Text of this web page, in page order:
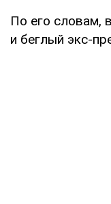
По его словам,
и беглый экс-